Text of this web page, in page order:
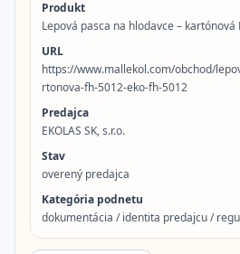
Produkt
Lepová pasca na hlodavce – kartónová
URL
https://www.mallekol.com/obchod/
rtonova-fh-5012-eko-fh-5012
Predajca
EKOLAS SK, s.r.o.
Stav
overený predajca
Kategória podnetu
dokumentácia / identita predajcu /